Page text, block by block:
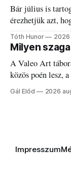
Bár július is
érezhetjük azt,
Tóth Hunor 2026
Milyen
A Valeo Art
közös poén lesz,
visszatalálnak
Gál Előd 2026
Impresszum